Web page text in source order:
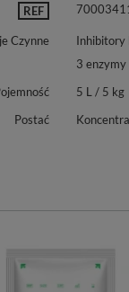
REF
Czynne
Inhibitory
3 enzymy
5 L / 5 kg
Postać